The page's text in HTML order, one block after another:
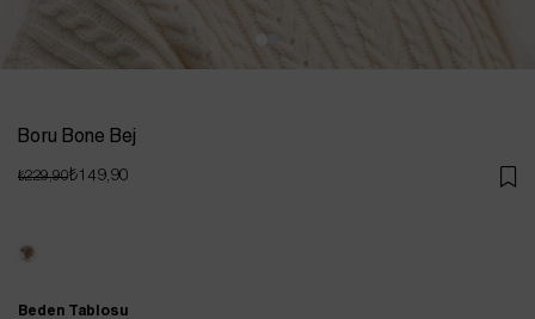
Boru Bone Bej
₺229,90₺149,90
Beden Tablosu